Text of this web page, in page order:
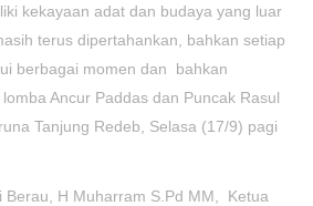
kekayaan adat dan budaya yang luar
terus dipertahankan, bahkan setiap
berbagai momen dan bahkan
Ancur Paddas dan Puncak Rasul
Tanjung Redeb, Selasa (17/9) pagi
Berau, H Muharram S.Pd MM, Ketua